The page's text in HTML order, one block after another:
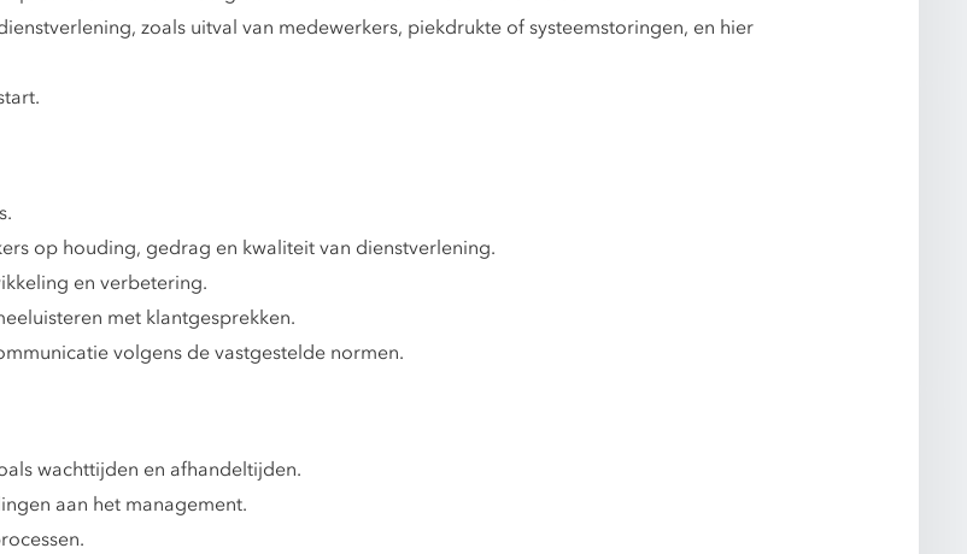
zoals uitval van medewerkers, piekdrukte of systeemstoringen, en hier
op houding, gedrag en kwaliteit van dienstverlening.
en verbetering.
met klantgesprekken.
volgens de vastgestelde normen.
wachttijden en afhandeltijden.
aan het management.